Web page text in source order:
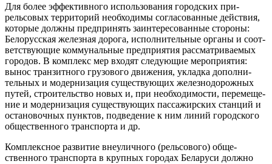
Для более эффективного использования городских при­
рельсовых территорий необходимы согласованные действия,
которые должны предпринять заинтересованные стороны:
Белорусская железная дорога, исполнительные органы и соот­
ветствующие коммунальные предприятия рассматриваемых
городов. В комплекс мер входят следующие мероприятия:
вынос транзитного грузового движения, укладка дополни­
тельных и модернизация существующих железнодорожных
путей, строительство новых и, при необходимости, перемеще­
ние и модернизация существующих пассажирских станций и
остановочных пунктов, подведение к ним линий городского
общественного транспорта и др.
Комплексное развитие внеуличного (рельсового) обще­
ственного транспорта в крупных городах Беларуси должно